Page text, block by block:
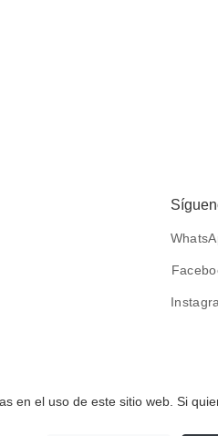
en el uso de este sitio web. Si